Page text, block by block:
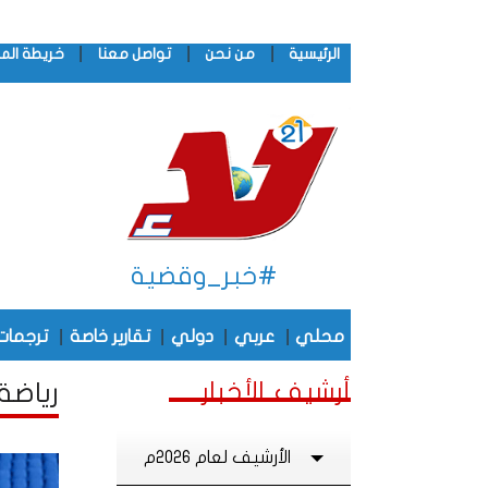
الرئيسية من نحن تواصل معنا خريطة
#خبر_وقضية
محلي عربي دولي تقارير خاصة
أرشيف الأخبار
الأرشيف لعام 2026م